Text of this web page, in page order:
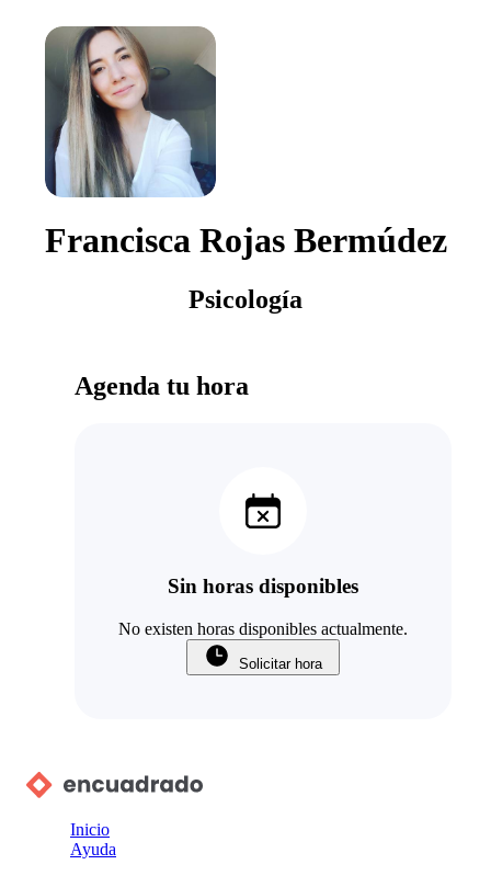
Francisca Rojas Bermúdez
Psicología
Agenda tu hora
Sin horas disponibles
No existen horas disponibles actualmente.
Solicitar hora
Inicio
Ayuda